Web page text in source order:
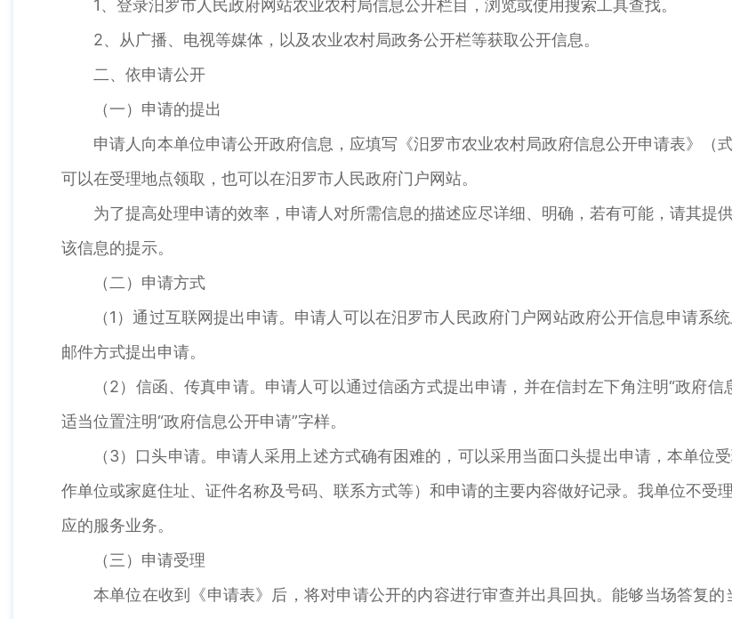
1、登录汨罗市人民政府网站农业农村局信息公开栏目，浏览或使用搜索工具查找。
2、从广播、电视等媒体，以及农业农村局政务公开栏等获取公开信息。
二、依申请公开
（一）申请的提出
申请人向本单位申请公开政府信息，应填写《汨罗市农业农村局政府信息公开申请表》（
可以在受理地点领取，也可以在汨罗市人民政府门户网站。
为了提高处理申请的效率，申请人对所需信息的描述应尽详细、明确，若有可能，请其提
该信息的提示。
（二）申请方式
（1）通过互联网提出申请。申请人可以在汨罗市人民政府门户网站政府公开信息申请系
邮件方式提出申请。
（2）信函、传真申请。申请人可以通过信函方式提出申请，并在信封左下角注明“政府
适当位置注明“政府信息公开申请”字样。
（3）口头申请。申请人采用上述方式确有困难的，可以采用当面口头提出申请，本单位
作单位或家庭住址、证件名称及号码、联系方式等）和申请的主要内容做好记录。我单位不受
应的服务业务。
（三）申请受理
本单位在收到《申请表》后，将对申请公开的内容进行审查并出具回执。能够当场答复